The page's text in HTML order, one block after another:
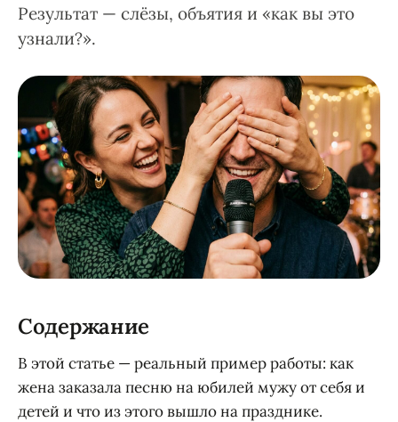
Результат — слёзы, объятия и «как вы это
узнали?».
Содержание
В этой статье — реальный пример работы: как
жена заказала песню на юбилей мужу от себя и
детей и что из этого вышло на празднике.